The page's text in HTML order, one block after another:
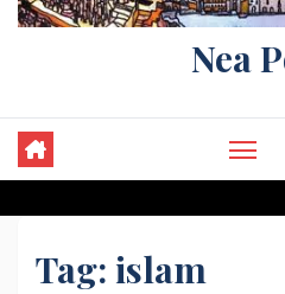
Nea
Tag: islam